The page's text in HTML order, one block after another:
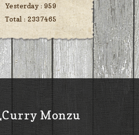
Yesterday : 959
Total : 2337465
Curry Monzu